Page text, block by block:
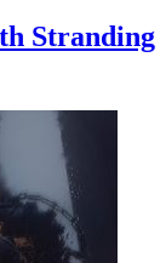
Stranding